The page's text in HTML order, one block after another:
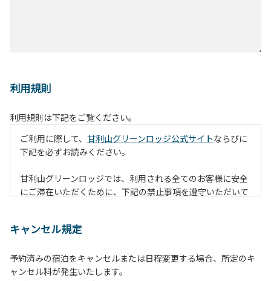
利用規則
利用規則は下記をご覧ください。
ご利用に際して、 甘利山グリーンロッジ公式サイトならびに
下記を必ずお読みください。
甘利山グリーンロッジでは、利用される全てのお客様に安全
にご滞在いただくために、下記の禁止事項を遵守いただいて
１.地面での直火による焚火等の火を使う行為
２.防火シートの未設置や消火対策を行わずに火を使う行為
キャンセル規定
予約済みの宿泊をキャンセルまたは日程変更する場合、所定のキ
ャンセル料が発生いたします。